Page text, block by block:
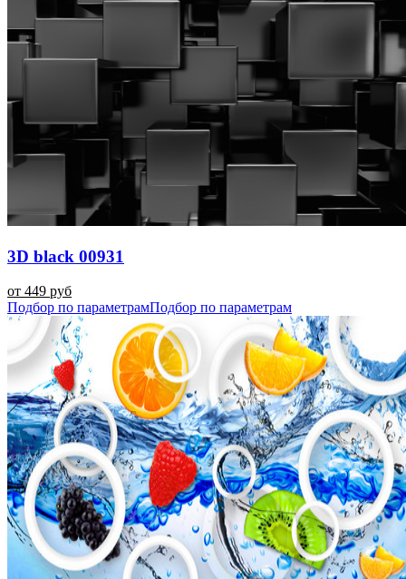
3D black 00931
от 449 руб
Подбор по параметрамПодбор по параметрам